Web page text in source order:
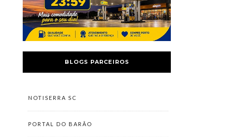
BLOGS PARCEIROS
NOTISERRA SC
PORTAL DO BARÃO